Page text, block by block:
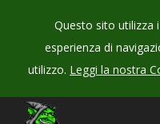
Questo sito utilizza
esperienza di
utilizzo. Leggi la nostra